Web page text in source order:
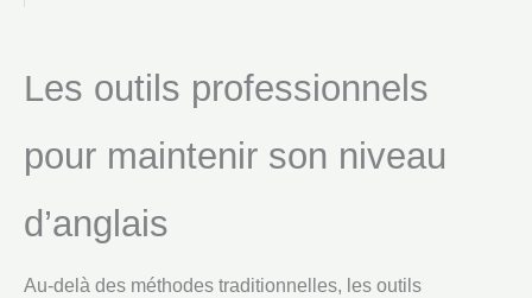
Les outils professionnels
pour maintenir son niveau
d’anglais
Au-delà des méthodes traditionnelles, les outils